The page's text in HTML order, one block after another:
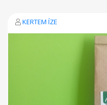
KERTEM ÍZE